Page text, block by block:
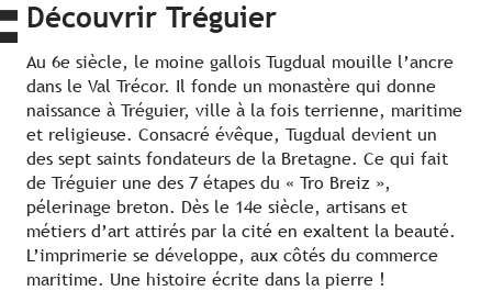
Découvrir Tréguier
Au 6e siècle, le moine gallois Tugdual mouille l’ancre
dans le Val Trécor. Il fonde un monastère qui donne
naissance à Tréguier, ville à la fois terrienne, maritime
et religieuse. Consacré évêque, Tugdual devient un
des sept saints fondateurs de la Bretagne. Ce qui fait
de Tréguier une des 7 étapes du « Tro Breiz »,
pélerinage breton. Dès le 14e siècle, artisans et
métiers d’art attirés par la cité en exaltent la beauté.
L’imprimerie se développe, aux côtés du commerce
maritime. Une histoire écrite dans la pierre !